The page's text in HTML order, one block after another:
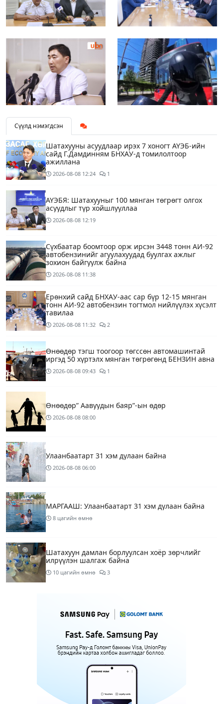
Сүүлд нэмэгдсэн
Шатахууны асуудлаар ирэх 7 хоногт АҮЭБ-ийн
сайд Г.Дамдинням БНХАУ-д томилолтоор
ажиллана
2026-08-08 12:24 1
АҮЭБЯ: Шатахууныг 100 мянган төгрөгт олгох
асуудлыг түр хойшлууллаа
2026-08-08 12:19
Сүхбаатар боомтоор орж ирсэн 3448 тонн АИ-92
автобензинийг агуулахуудад буулгах ажлыг
зохион байгуулж байна
2026-08-08 11:38
Ерөнхий сайд БНХАУ-аас сар бүр 12-15 мянган
тонн АИ-92 автобензин тогтмол нийлүүлэх хүсэлт
тавилаа
2026-08-08 11:32 2
Өнөөдөр тэгш тоогоор төгссөн автомашинтай
иргэд 50 хүртэлх мянган төгрөгөнд БЕНЗИН авна
2026-08-08 09:43 1
Өнөөдөр” Аавуудын баяр”-ын өдөр
2026-08-08 08:00
Улаанбаатарт 31 хэм дулаан байна
2026-08-08 06:00
МАРГААШ: Улаанбаатарт 31 хэм дулаан байна
8 цагийн өмнө
Шатахуун дамлан борлуулсан хоёр зөрчлийг
илрүүлэн шалгаж байна
10 цагийн өмнө 3
урьдчилсан төлөв
Шатахуун дамлаж байгаа асуудалд ТЕГ-аас
холбогдох мэдээллийн дагуу шалгалтын
ажиллагааг эрчимжүүлж байна
Аялал жуулчлалын компанийн автомашинуудыг